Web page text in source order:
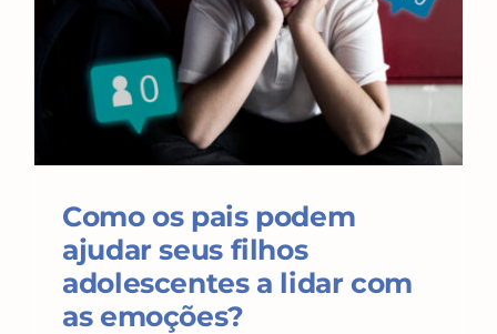
Como os pais podem
ajudar seus filhos
adolescentes a lidar com
as emoções?